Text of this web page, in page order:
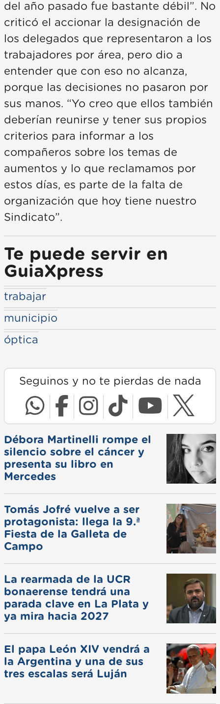
del año pasado fue bastante débil”. No
criticó el accionar la designación de
los delegados que representaron a los
trabajadores por área, pero dio a
entender que con eso no alcanza,
porque las decisiones no pasaron por
sus manos. “Yo creo que ellos también
deberían reunirse y tener sus propios
criterios para informar a los
compañeros sobre los temas de
aumentos y lo que reclamamos por
estos días, es parte de la falta de
organización que hoy tiene nuestro
Sindicato”.
Te puede servir en
GuiaXpress
trabajar
municipio
óptica
Seguinos y no te pierdas de nada
Débora Martinelli rompe el
silencio sobre el cáncer y
presenta su libro en
Mercedes
Tomás Jofré vuelve a ser
protagonista: llega la 9.ª
Fiesta de la Galleta de
Campo
La rearmada de la UCR
bonaerense tendrá una
parada clave en La Plata y
ya mira hacia 2027
El papa León XIV vendrá a
la Argentina y una de sus
tres escalas será Luján